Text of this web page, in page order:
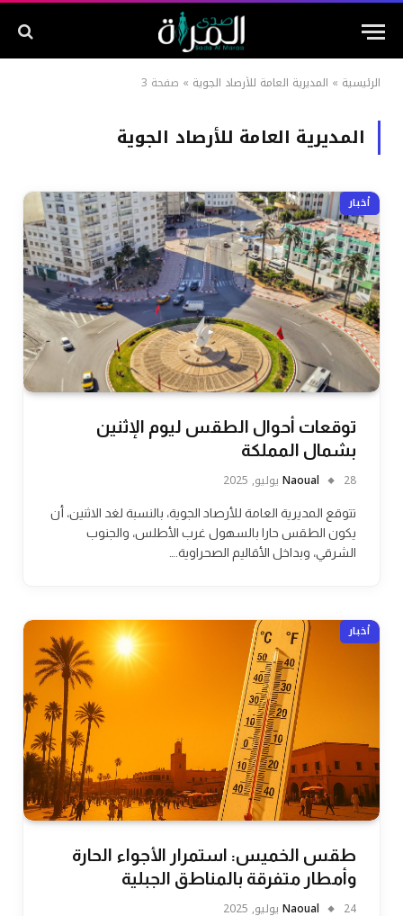
الرئيسية » المديرية العامة للأرصاد الجوية » صفحة 3
المديرية العامة للأرصاد الجوية
أخبار
توقعات أحوال الطقس ليوم الإثنين
بشمال المملكة
Naoual 28 يوليو, 2025
تتوقع المديرية العامة للأرصاد الجوية، بالنسبة لغد الاثنين، أن
يكون الطقس حارا بالسهول غرب الأطلس، والجنوب
الشرقي، وبداخل الأقاليم الصحراوية.…
أخبار
طقس الخميس: استمرار الأجواء الحارة
وأمطار متفرقة بالمناطق الجبلية
Naoual 24 يوليو, 2025